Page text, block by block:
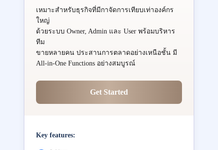
เหมาะสำหรับธุรกิจที่มีกาจัดการเทียบเท่าองค์กร
ใหญ่
ด้วยระบบ Owner, Admin และ User พร้อมบริหาร
ทีม
ขายหลายคน ประสานการตลาดอย่างเหนือชั้น มี
All-in-One Functions อย่างสมบูรณ์
Get Started
Key features: